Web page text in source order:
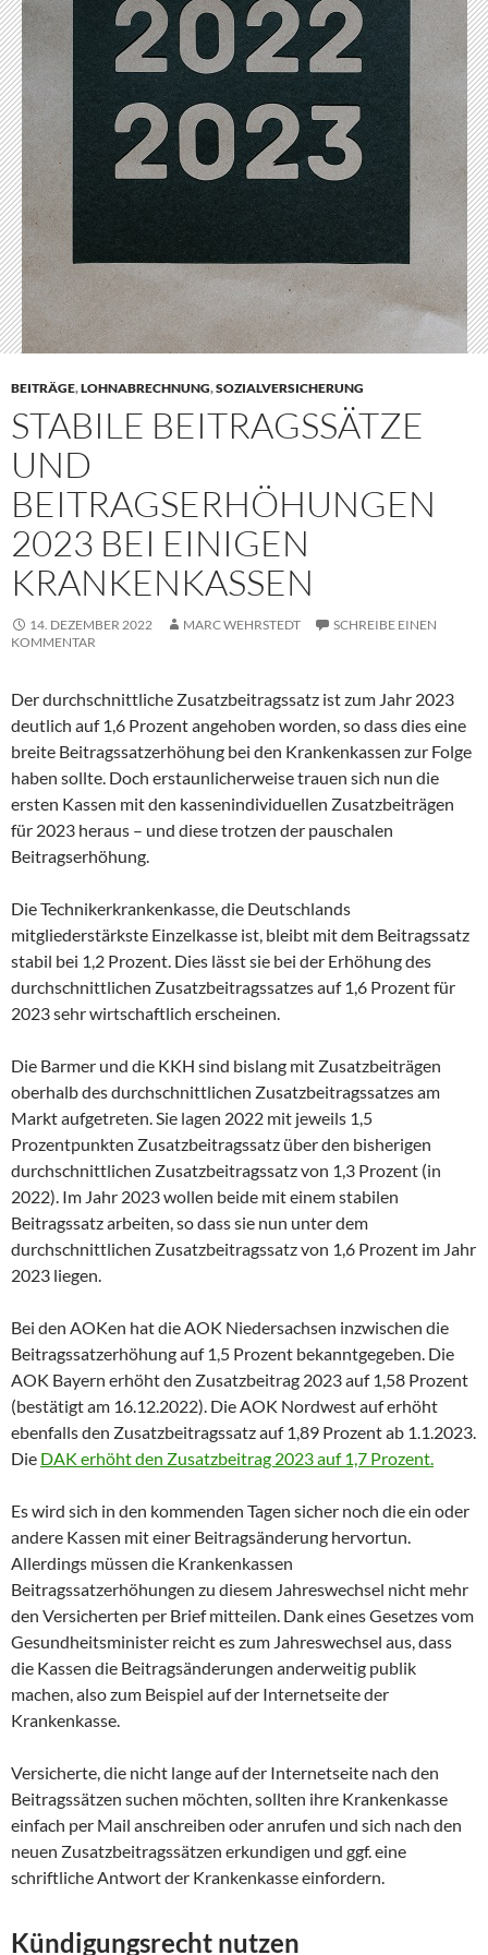
BEITRÄGE,LOHNABRECHNUNG,SOZIALVERSICHERUNG
STABILE BEITRAGSSÄTZE
UND
BEITRAGSERHÖHUNGEN
2023 BEI EINIGEN
KRANKENKASSEN
14. DEZEMBER 2022 MARC WEHRSTEDT
SCHREIBE EINEN
KOMMENTAR
Der durchschnittliche Zusatzbeitragssatz ist zum Jahr 2023
deutlich auf 1,6 Prozent angehoben worden, so dass dies eine
breite Beitragssatzerhöhung bei den Krankenkassen zur Folge
haben sollte. Doch erstaunlicherweise trauen sich nun die
ersten Kassen mit den kassenindividuellen Zusatzbeiträgen
für 2023 heraus – und diese trotzen der pauschalen
Beitragserhöhung.
Die Technikerkrankenkasse, die Deutschlands
mitgliederstärkste Einzelkasse ist, bleibt mit dem Beitragssatz
stabil bei 1,2 Prozent. Dies lässt sie bei der Erhöhung des
durchschnittlichen Zusatzbeitragssatzes auf 1,6 Prozent für
2023 sehr wirtschaftlich erscheinen.
Die Barmer und die KKH sind bislang mit Zusatzbeiträgen
oberhalb des durchschnittlichen Zusatzbeitragssatzes am
Markt aufgetreten. Sie lagen 2022 mit jeweils 1,5
Prozentpunkten Zusatzbeitragssatz über den bisherigen
durchschnittlichen Zusatzbeitragssatz von 1,3 Prozent (in
2022). Im Jahr 2023 wollen beide mit einem stabilen
Beitragssatz arbeiten, so dass sie nun unter dem
durchschnittlichen Zusatzbeitragssatz von 1,6 Prozent im Jahr
2023 liegen.
Bei den AOKen hat die AOK Niedersachsen inzwischen die
Beitragssatzerhöhung auf 1,5 Prozent bekanntgegeben. Die
AOK Bayern erhöht den Zusatzbeitrag 2023 auf 1,58 Prozent
(bestätigt am 16.12.2022). Die AOK Nordwest auf erhöht
ebenfalls den Zusatzbeitragssatz auf 1,89 Prozent ab 1.1.2023.
Die DAK erhöht den Zusatzbeitrag 2023 auf 1,7 Prozent.
Es wird sich in den kommenden Tagen sicher noch die ein oder
andere Kassen mit einer Beitragsänderung hervortun.
Allerdings müssen die Krankenkassen
Beitragssatzerhöhungen zu diesem Jahreswechsel nicht mehr
den Versicherten per Brief mitteilen. Dank eines Gesetzes vom
Gesundheitsminister reicht es zum Jahreswechsel aus, dass
die Kassen die Beitragsänderungen anderweitig publik
machen, also zum Beispiel auf der Internetseite der
Krankenkasse.
Versicherte, die nicht lange auf der Internetseite nach den
Beitragssätzen suchen möchten, sollten ihre Krankenkasse
einfach per Mail anschreiben oder anrufen und sich nach den
neuen Zusatzbeitragssätzen erkundigen und ggf. eine
schriftliche Antwort der Krankenkasse einfordern.
Kündigungsrecht nutzen